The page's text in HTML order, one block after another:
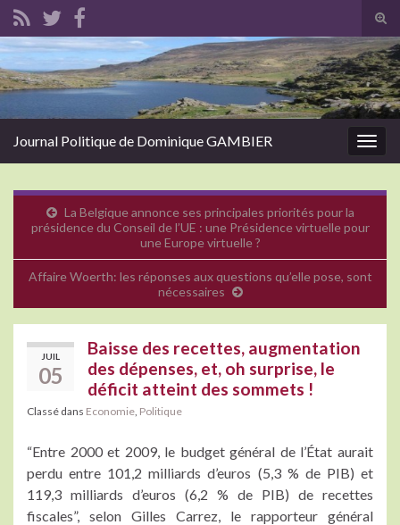
Search for:
Journal Politique de Dominique GAMBIER
La Belgique annonce ses principales priorités pour la
présidence du Conseil de l’UE : une Présidence virtuelle pour
une Europe virtuelle ?
Affaire Woerth: les réponses aux questions qu’elle pose, sont
nécessaires
JUIL
05
Baisse des recettes, augmentation
des dépenses, et, oh surprise, le
déficit atteint des sommets !
Classé dans Economie Politique
“Entre 2000 et 2009, le budget général de l’État aurait
perdu entre 101,2 milliards d’euros (5,3 % de PIB) et
119,3 milliards d’euros (6,2 % de PIB) de recettes
fiscales”, selon Gilles Carrez, le rapporteur général